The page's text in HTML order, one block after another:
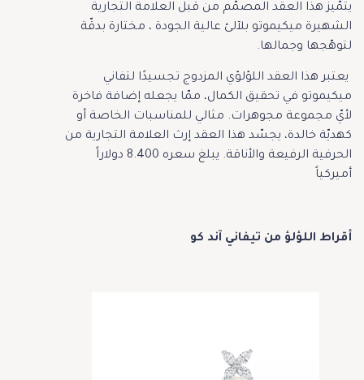
يتمّيز هذا العقد المصمّم من قبل العلامة التجارية
الشهيرة ميكيموتو بلآلئ عالية الجودة ، مختارة بدقّة
لتوهّجها وجمالها.
يعتبر هذا العقد اللؤلؤي المزدوج تجسيدًا لتفاني
ميكيموتو في تحقيق الكمال، ممّا يجعله إضافة فاخرة
لأيّ مجموعة مجوهرات. مثالي للمناسبات الخاصة أو
كهديّة خالدة، يجسّد هذا العقد إرث العلامة التجارية من
الحرفية الرفيعة والأناقة. يبلغ سعره 8.400 دولاراً
أميركياً
أقراط اللؤلؤ من تيفاني آند كو